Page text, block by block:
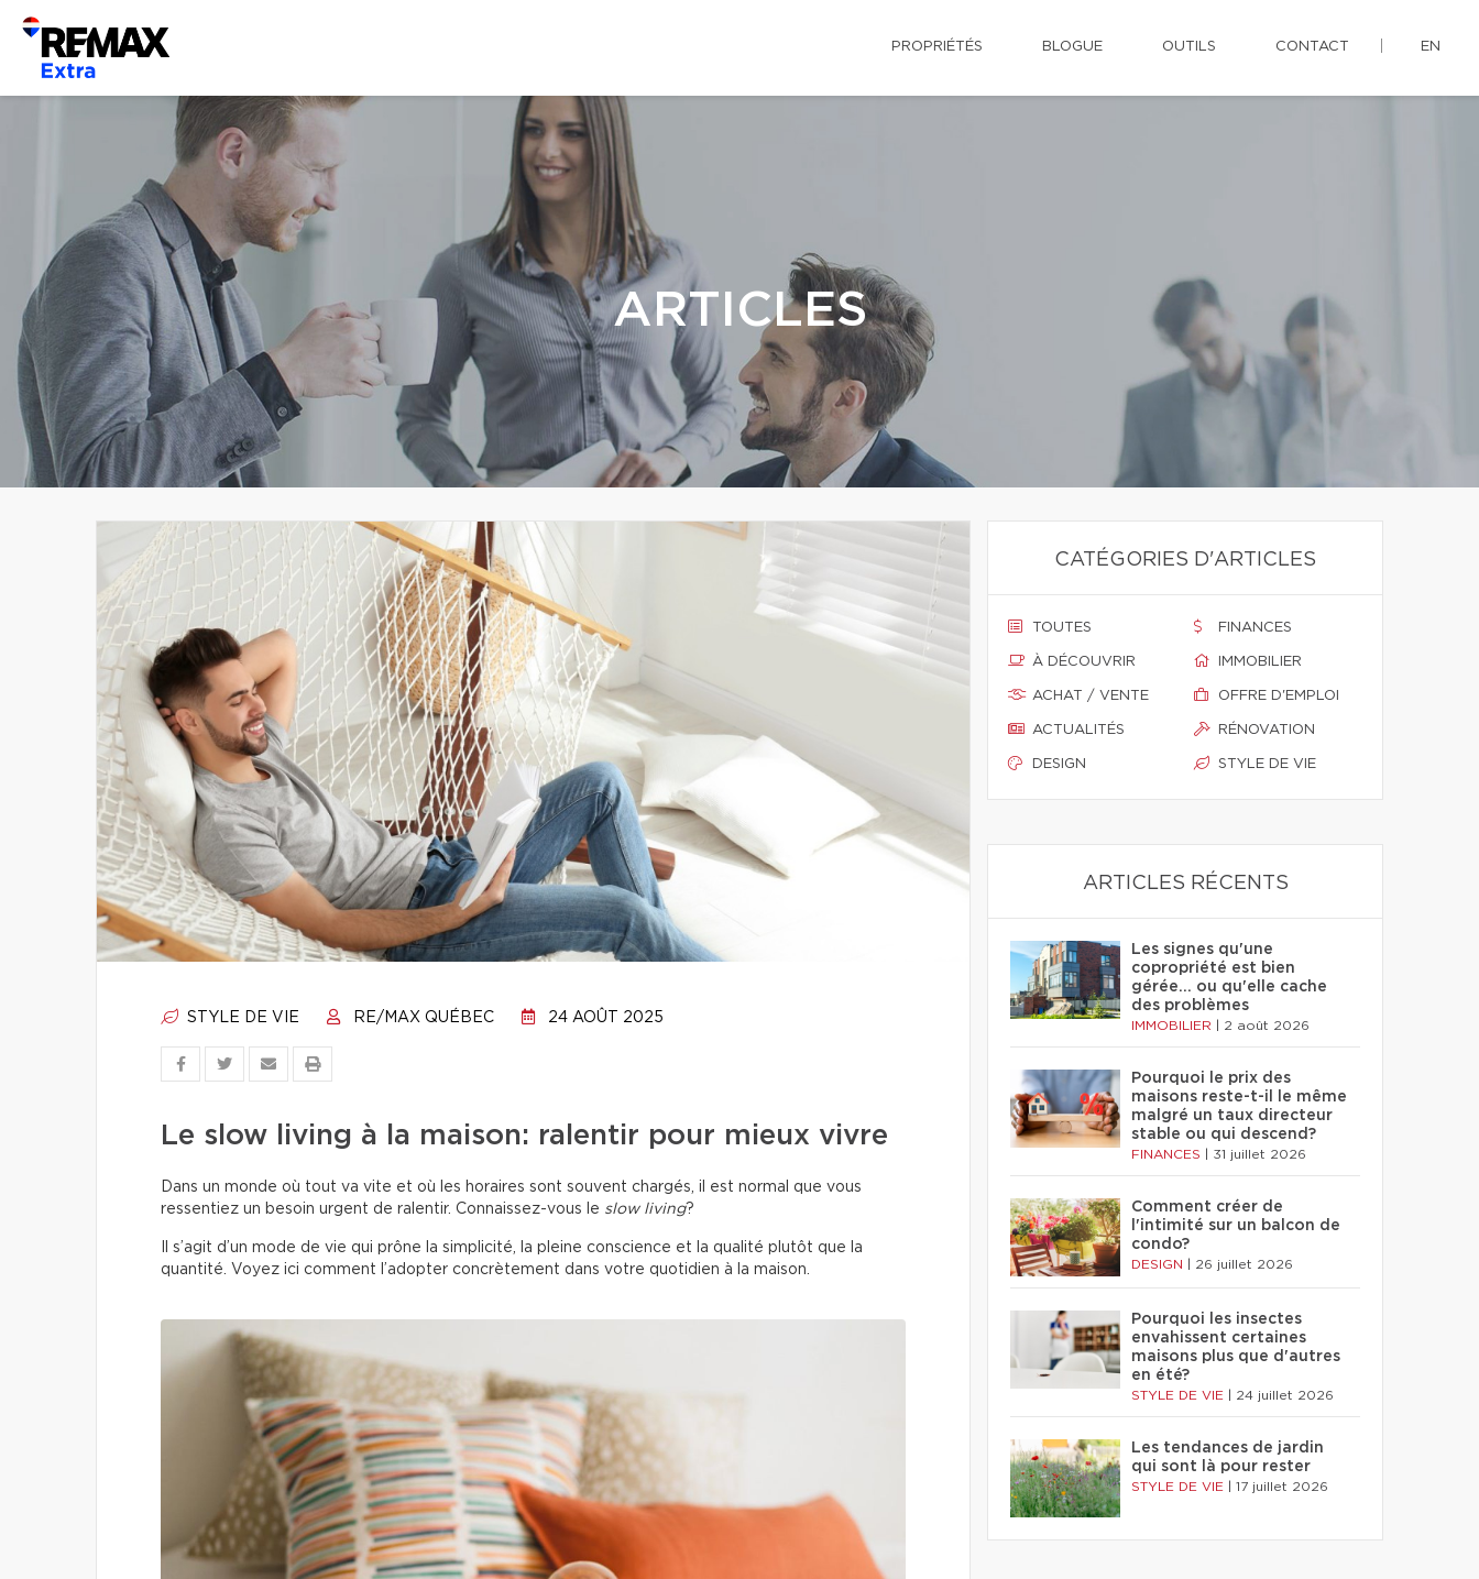
PROPRIÉTÉS BLOGUE OUTILS CONTACT EN
ARTICLES
STYLE DE VIE RE/MAX QUÉBEC 24 AOÛT 2025
Le slow living à la maison: ralentir pour mieux vivre
Dans un monde où tout va vite et où les horaires sont souvent chargés, il est normal que vous
ressentiez un besoin urgent de ralentir. Connaissez-vous le slow living?
Il s’agit d’un mode de vie qui prône la simplicité, la pleine conscience et la qualité plutôt que la
quantité. Voyez ici comment l’adopter concrètement dans votre quotidien à la maison.
CATÉGORIES D'ARTICLES
TOUTES
À DÉCOUVRIR
ACHAT / VENTE
ACTUALITÉS
DESIGN
FINANCES
IMMOBILIER
OFFRE D'EMPLOI
RÉNOVATION
STYLE DE VIE
ARTICLES RÉCENTS
Les signes qu'une
copropriété est bien
gérée… ou qu'elle cache
des problèmes
IMMOBILIER 2 août 2026
Pourquoi le prix des
maisons reste-t-il le même
malgré un taux directeur
stable ou qui descend?
FINANCES 31 juillet 2026
Comment créer de
l'intimité sur un balcon de
condo?
DESIGN 26 juillet 2026
Pourquoi les insectes
envahissent certaines
maisons plus que d'autres
en été?
STYLE DE VIE 24 juillet 2026
Les tendances de jardin
qui sont là pour rester
STYLE DE VIE 17 juillet 2026